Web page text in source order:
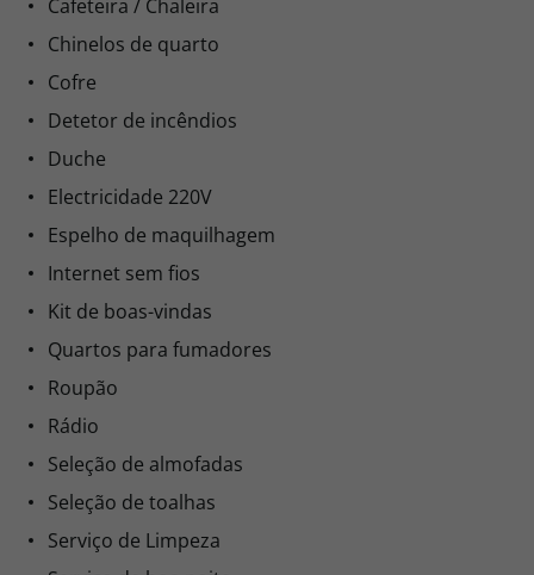
Aquecimento
Cafeteira / Chaleira
Chinelos de quarto
Cofre
Detetor de incêndios
Duche
Electricidade 220V
Espelho de maquilhagem
Internet sem fios
Kit de boas-vindas
Quartos para fumadores
Roupão
Rádio
Seleção de almofadas
Seleção de toalhas